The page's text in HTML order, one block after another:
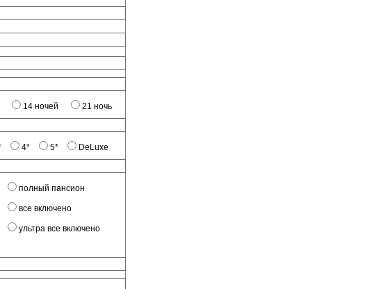
14 ночей
21 ночь
4* 5*
DeLuxe
полный пансион
все включено
ультра все включено